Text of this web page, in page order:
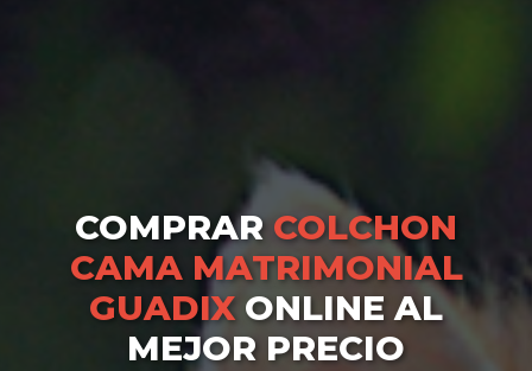
COMPRAR COLCHON
CAMA MATRIMONIAL
GUADIX ONLINE AL
MEJOR PRECIO